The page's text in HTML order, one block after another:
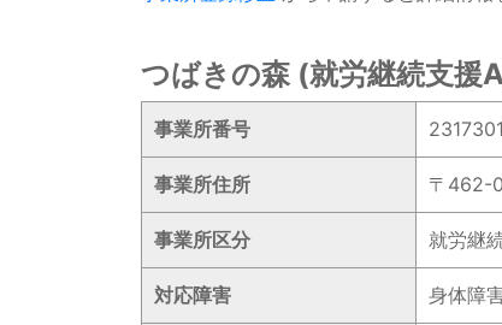
つばきの森 (就労継続支援
事業所番号
事業所住所 〒462-
事業所区分 就労継
対応障害 身体障